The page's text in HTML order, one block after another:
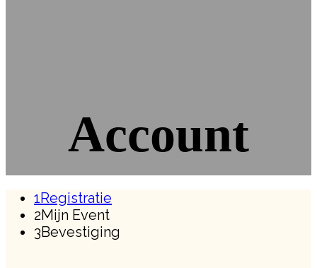
Account
1Registratie
2Mijn Event
3Bevestiging